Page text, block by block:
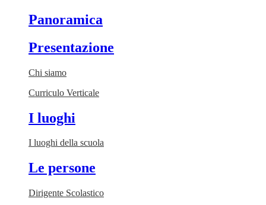
Panoramica
Presentazione
Chi siamo
Curriculo Verticale
I luoghi
I luoghi della scuola
Le persone
Dirigente Scolastico